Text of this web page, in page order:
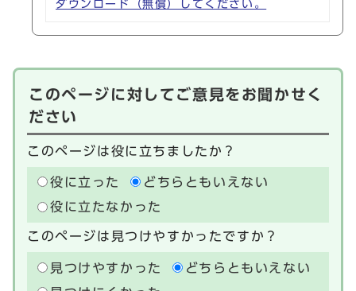
ダウンロード（無償）してください。
このページに対してご意見をお聞かせく
ださい
このページは役に立ちましたか？
役に立った
どちらともいえない
役に立たなかった
このページは見つけやすかったですか？
見つけやすかった
どちらともいえない